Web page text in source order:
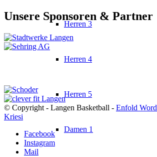
Herren 3
Herren 4
Herren 5
Damen 1
Unsere Sponsoren & Partner
© Copyright - Langen Basketball - Enfold
Kriesi
Facebook
Instagram
Mail